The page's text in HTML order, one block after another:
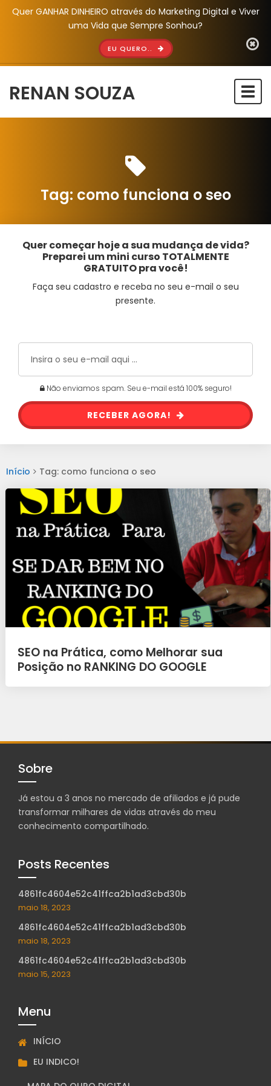
Quer GANHAR DINHEIRO através do Marketing Digital e Viver
uma Vida que Sempre Sonhou?
EU QUERO..
RENAN SOUZA
Tag: como funciona o seo
Quer começar hoje a sua mudança de vida?
Preparei um mini curso TOTALMENTE
GRATUITO pra você!
Faça seu cadastro e receba no seu e-mail o seu
presente.
Não enviamos spam. Seu e-mail está 100% seguro!
RECEBER AGORA!
Início Tag: como funciona o seo
SEO na Prática, como Melhorar sua
Posição no RANKING DO GOOGLE
Sobre
Já estou a 3 anos no mercado de afiliados e já pude
transformar milhares de vidas através do meu
conhecimento compartilhado.
Posts Recentes
4861fc4604e52c41ffca2b1ad3cbd30b
maio 18, 2023
4861fc4604e52c41ffca2b1ad3cbd30b
maio 18, 2023
4861fc4604e52c41ffca2b1ad3cbd30b
maio 15, 2023
Menu
INÍCIO
EU INDICO!